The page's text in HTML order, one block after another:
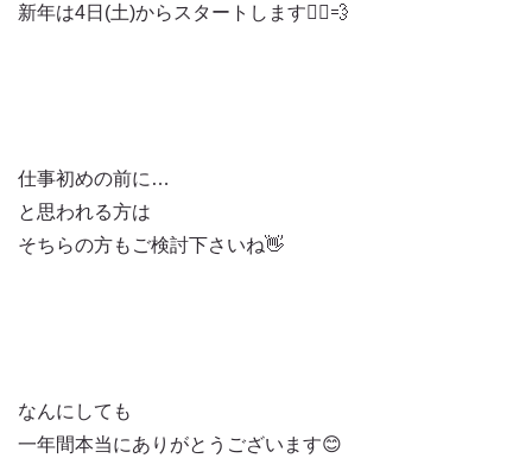
新年は4日(土)からスタートします🏃‍♀️💨
仕事初めの前に…
と思われる方は
そちらの方もご検討下さいね👋
なんにしても
一年間本当にありがとうございます😊